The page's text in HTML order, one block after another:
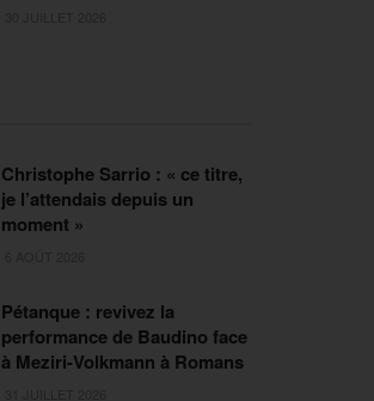
Christophe Sarrio : « ce titre,
je l’attendais depuis un
moment »
Pétanque : revivez la
performance de Baudino face
à Meziri-Volkmann à Romans